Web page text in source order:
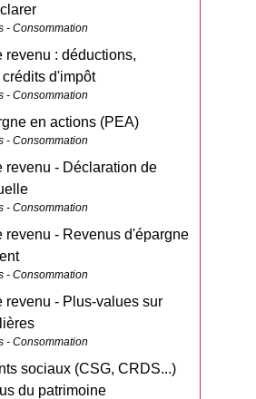
- Consommation
revenu : déductions,
d'impôt
- Consommation
en actions (PEA)
- Consommation
revenu - Déclaration de
- Consommation
revenu - Revenus d'épargne
- Consommation
revenu - Plus-values sur
- Consommation
sociaux (CSG, CRDS...)
du patrimoine